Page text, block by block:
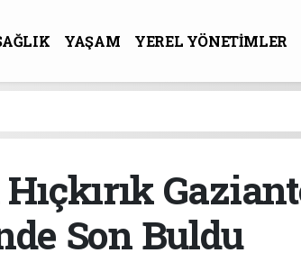
YAŞAM
YEREL YÖNETİMLER
Son Buldu